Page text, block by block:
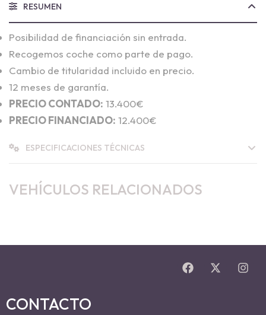
RESUMEN
Posibilidad de financiación sin entrada.
Recogemos coche como parte de pago.
Cambio de titularidad incluido en precio.
12 meses de garantía.
PRECIO CONTADO: 13.400€
PRECIO FINANCIADO: 12.400€
ESPECIFICACIONES TÉCNICAS
VEHÍCULOS RELACIONADOS
CONTACTO